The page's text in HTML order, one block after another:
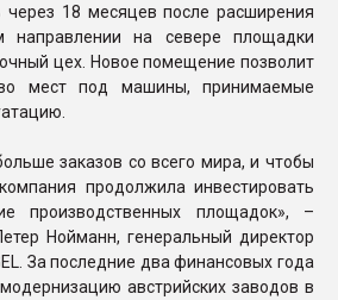
через 18 месяцев после расширения
на севере площадки
цех. Новое помещение позволит
мест под машины, принимаемые
заказов со всего мира, и чтобы
продолжила инвестировать
производственных площадок», –
Нойманн, генеральный директор
За последние два финансовых года
австрийских заводов в